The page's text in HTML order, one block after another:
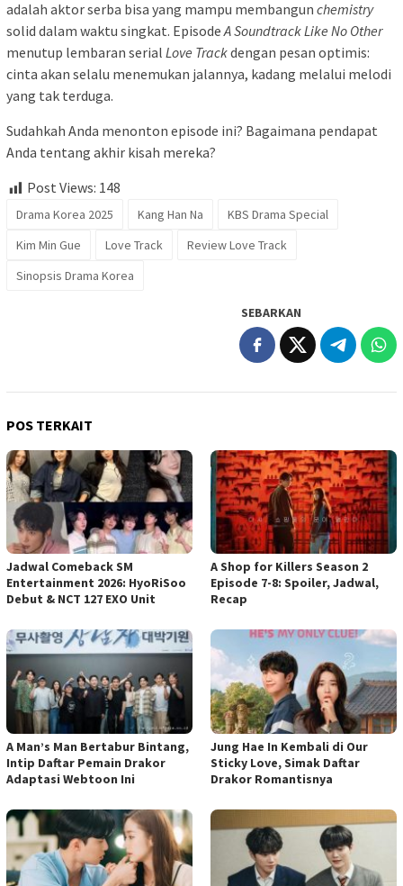
adalah aktor serba bisa yang mampu membangun chemistry
solid dalam waktu singkat. EpisodeA Soundtrack Like No Other
menutup lembaran serial Love Trackdengan pesan optimis:
cinta akan selalu menemukan jalannya, kadang melalui melodi
yang tak terduga.
Sudahkah Anda menonton episode ini? Bagaimana pendapat
Anda tentang akhir kisah mereka?
Post Views: 148
Drama Korea 2025 Kang Han Na
KBS Drama Special
Kim Min Gue
Love Track
Review Love Track
Sinopsis Drama Korea
SEBARKAN
POS TERKAIT
Jadwal Comeback SM
Entertainment 2026: HyoRiSoo
Debut & NCT 127 EXO Unit
A Shop for Killers Season 2
Episode 7-8: Spoiler, Jadwal,
Recap
A Man’s Man Bertabur Bintang,
Intip Daftar Pemain Drakor
Adaptasi Webtoon Ini
Jung Hae In Kembali di Our
Sticky Love, Simak Daftar
Drakor Romantisnya